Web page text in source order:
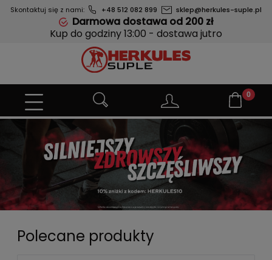
Skontaktuj się z nami: +48 512 082 899 sklep@herkules-suple.pl
Darmowa dostawa od 200 zł
Kup do godziny 13:00 - dostawa jutro
Polecane produkty